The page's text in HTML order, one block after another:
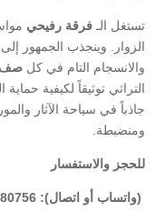
​تستغل الـ فرقة رفيحي
الزوار. وينجذب الجمهور إلى
والانسجام التام في كل صف
التراثي توثيقاً لكيفية حماية
جاذباً في سياحة الآثار
ومنضبطة.
للحجز والاستفسار
(واتساب أو اتصال): 0534380756